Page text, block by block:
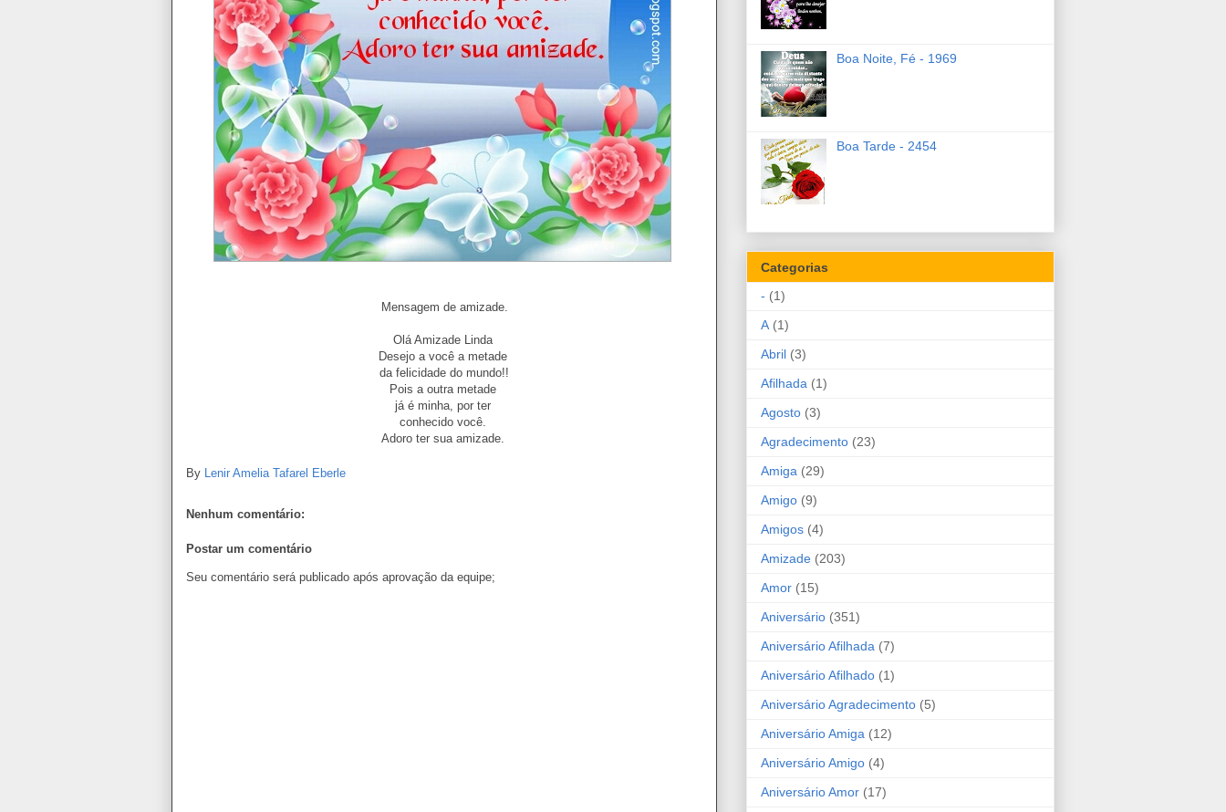
Mensagem de amizade.
Olá Amizade Linda
Desejo a você a metade
da felicidade do mundo!!
Pois a outra metade
já é minha, por ter
conhecido você.
Adoro ter sua amizade.
By Lenir Amelia Tafarel Eberle
Nenhum comentário:
Postar um comentário
Seu comentário será publicado após aprovação da equipe;
Boa Noite, Fé - 1969
Boa Tarde - 2454
Categorias
- (1)
A (1)
Abril (3)
Afilhada (1)
Agosto (3)
Agradecimento (23)
Amiga (29)
Amigo (9)
Amigos (4)
Amizade (203)
Amor (15)
Aniversário (351)
Aniversário Afilhada (7)
Aniversário Afilhado (1)
Aniversário Agradecimento (5)
Aniversário Amiga (12)
Aniversário Amigo (4)
Aniversário Amor (17)